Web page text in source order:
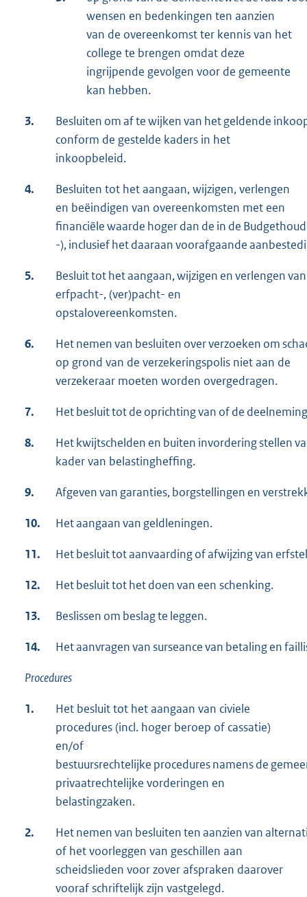
wensen en bedenkingen ten aanzien
van de overeenkomst ter kennis van het
college te brengen omdat deze
ingrijpende gevolgen voor de gemeente
kan hebben.
3.
Besluiten om af te wijken van het geldende
conform de gestelde kaders in het
inkoopbeleid.
4.
Besluiten tot het aangaan, wijzigen, verlengen
en beëindigen van overeenkomsten met een
financiële waarde hoger dan de in de
-), inclusief het daaraan voorafgaande
5.
Besluit tot het aangaan, wijzigen en verlengen
erfpacht-, (ver)pacht- en
opstalovereenkomsten.
6.
Het nemen van besluiten over verzoeken om
op grond van de verzekeringspolis niet aan de
verzekeraar moeten worden overgedragen.
7. Het besluit tot de oprichting van of de
8.
Het kwijtschelden en buiten invordering stellen
kader van belastingheffing.
9. Afgeven van garanties, borgstellingen en
10. Het aangaan van geldleningen.
11. Het besluit tot aanvaarding of afwijzing van
12. Het besluit tot het doen van een schenking.
13. Beslissen om beslag te leggen.
14. Het aanvragen van surseance van betaling en
Procedures
1.
Het besluit tot het aangaan van civiele
procedures (incl. hoger beroep of cassatie)
en/of
bestuursrechtelijke procedures namens de
privaatrechtelijke vorderingen en
belastingzaken.
2.
Het nemen van besluiten ten aanzien van
of het voorleggen van geschillen aan
scheidslieden voor zover afspraken daarover
vooraf schriftelijk zijn vastgelegd.